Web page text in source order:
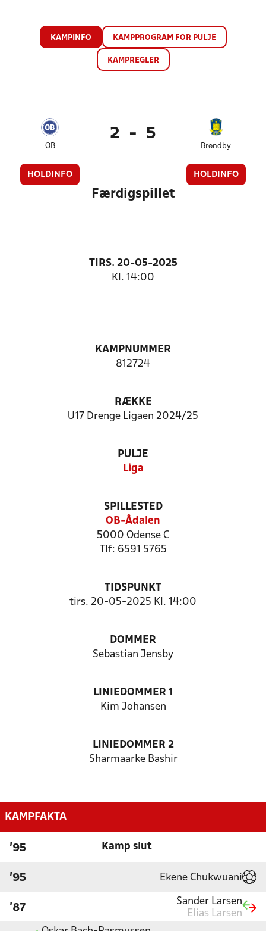
KAMPINFO KAMPPROGRAM FOR PULJE
KAMPREGLER
OB
HOLDINFO
2 - 5
Brøndby
HOLDINFO
Færdigspillet
TIRS. 20-05-2025
Kl. 14:00
KAMPNUMMER
812724
RÆKKE
U17 Drenge Ligaen 2024/25
PULJE
Liga
SPILLESTED
OB-Ådalen
5000 Odense C
Tlf: 6591 5765
TIDSPUNKT
tirs. 20-05-2025 Kl. 14:00
DOMMER
Sebastian Jensby
LINIEDOMMER 1
Kim Johansen
LINIEDOMMER 2
Sharmaarke Bashir
KAMPFAKTA
'95 Kamp slut
'95 Ekene Chukwuani
'87
Sander Larsen
Elias Larsen